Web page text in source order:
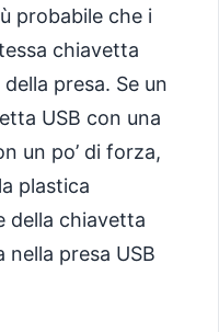
probabile che i
chiavetta
presa. Se un
USB con una
un po’ di forza,
plastica
della chiavetta
nella presa USB